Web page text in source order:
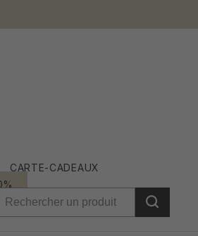
CARTE-CADEAUX